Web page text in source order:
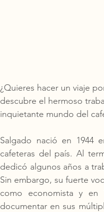
¿Quieres hacer un viaje
descubre el hermoso
inquietante mundo del
Salgado nació en 1944
cafeteras del país. Al
dedicó algunos años a
Sin embargo, su fuerte
como economista y
documentar en sus